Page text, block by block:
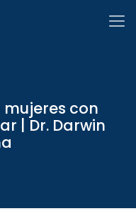
con
| Dr. Darwin